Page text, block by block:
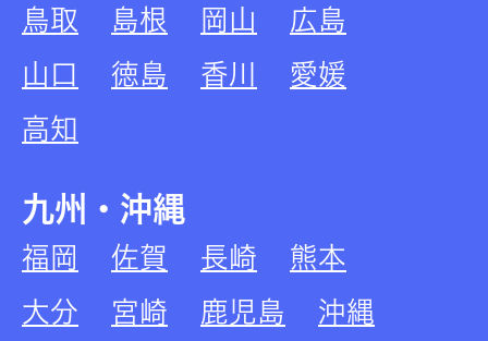
鳥取 島根 岡山
広島
山口
徳島 香川
愛媛
高知
九州・沖縄
福岡 佐賀 長崎
熊本
大分
宮崎 鹿児島 沖縄